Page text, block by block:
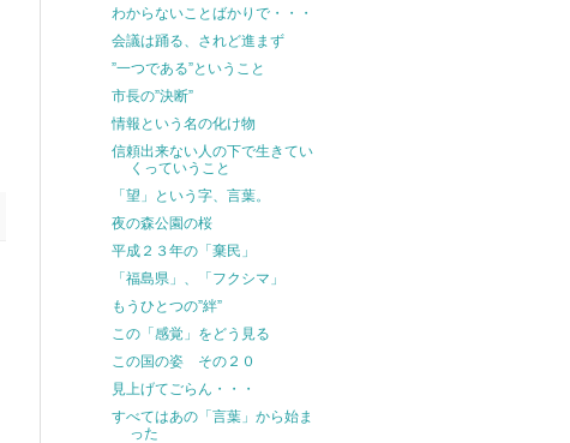
わからないことばかりで・・・
会議は踊る、されど進まず
”一つである”ということ
市長の”決断”
情報という名の化け物
信頼出来ない人の下で生きてい
くっていうこと
「望」という字、言葉。
夜の森公園の桜
平成２３年の「棄民」
「福島県」、「フクシマ」
もうひとつの”絆”
この「感覚」をどう見る
この国の姿 その２０
見上げてごらん・・・
すべてはあの「言葉」から始ま
った